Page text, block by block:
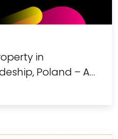
in
Poland – A